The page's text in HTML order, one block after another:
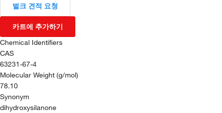
벌크 견적 요청
카트에 추가하기
Chemical Identifiers
CAS
63231-67-4
Molecular Weight (g/mol)
78.10
Synonym
dihydroxysilanone